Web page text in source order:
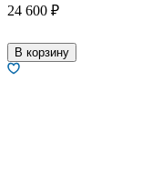
24 600 ₽
В корзину